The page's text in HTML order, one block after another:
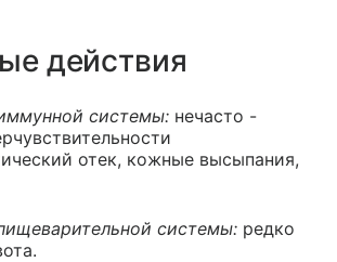
действия
системы: нечасто -
отек, кожные высыпания,
системы: редко